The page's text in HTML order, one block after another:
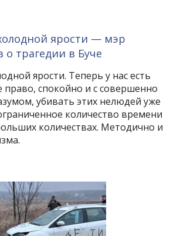
ярости — мэр
трагедии в Буче
ярости. Теперь у нас есть
спокойно и с совершенно
убивать этих нелюдей уже
количество времени
количествах. Методично и